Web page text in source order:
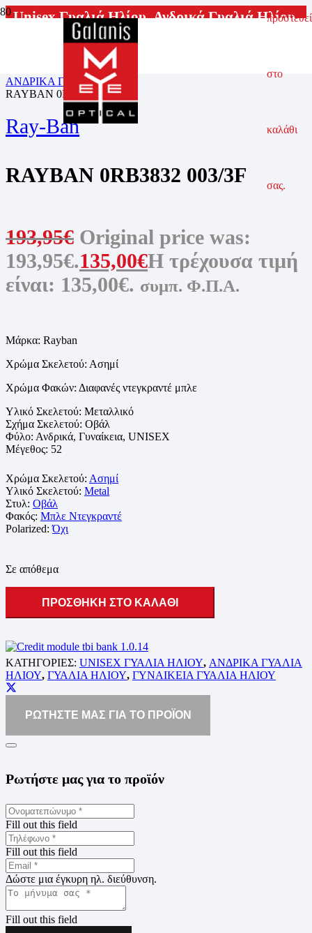
προστεθεί
στο
καλάθι
σας.
Unisex Γυαλιά Ηλίου,Ανδρικά Γυαλιά Ηλίου,
Γυαλιά Ηλίου,Γυναικεία Γυαλιά Ηλίου
ΑΡΧΙΚΗ ΣΕΛΙΔΑ
ΓΥΑΛΙΑ ΗΛΙΟΥ
ΑΝΔΡΙΚΑ ΓΥΑΛΙΑ ΗΛΙΟΥ
RAYBAN 0RB3832 003/3F
Ray-Ban
RAYBAN 0RB3832 003/3F
193,95€ Original price was:
193,95€.135,00€Η τρέχουσα τιμή
είναι: 135,00€. συμπ. Φ.Π.Α.
Μάρκα: Rayban
Χρώμα Σκελετού: Ασημί
Χρώμα Φακών: Διαφανές ντεγκραντέ μπλε
Υλικό Σκελετού: Μεταλλικό
Σχήμα Σκελετού: Οβάλ
Φύλο: Ανδρικά, Γυναίκεια, UNISEX
Μέγεθος: 52
Χρώμα Σκελετού: Ασημί
Υλικό Σκελετού: Metal
Στυλ: Οβάλ
Φακός: Μπλε Ντεγκραντέ
Polarized:Όχι
Σε απόθεμα
ΠΡΟΣΘΗΚΗ ΣΤΟ ΚΑΛΑΘΙ
ΚΑΤΗΓΟΡΙΕΣ: UNISEX ΓΥΑΛΙΑ ΗΛΙΟΥ, ΑΝΔΡΙΚΑ ΓΥΑΛΙΑ
ΗΛΙΟΥ, ΓΥΑΛΙΑ ΗΛΙΟΥ, ΓΥΝΑΙΚΕΙΑ ΓΥΑΛΙΑ ΗΛΙΟΥ
ΡΩΤΗΣΤΕ ΜΑΣ ΓΙΑ ΤΟ ΠΡΟΪΟΝ
Ρωτήστε μας για το προϊόν
Fill out this field
Fill out this field
Δώστε μια έγκυρη ηλ. διεύθυνση.
Fill out this field